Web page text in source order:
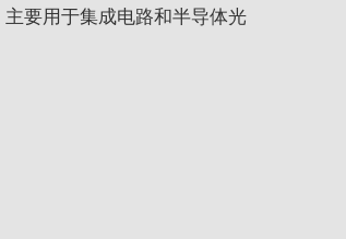
要用于集成电路和半导体光